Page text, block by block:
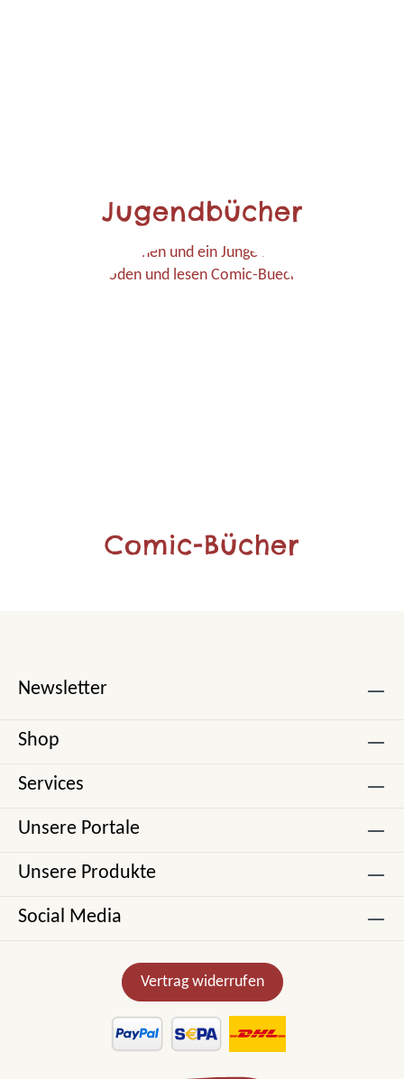
Jugendbücher
Comic-Bücher
Newsletter
Shop
Services
Unsere Portale
Unsere Produkte
Social Media
Vertrag widerrufen